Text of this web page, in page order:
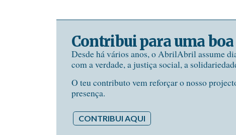
Contribui para uma
Desde há vários anos, o AbrilAbril assume
com a verdade, a justiça social, a
O teu contributo vem reforçar o nosso
presença.
CONTRIBUI AQUI